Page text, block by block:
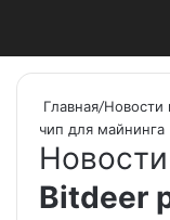
Главная/Новости
чип для майнинга
Bitdeer